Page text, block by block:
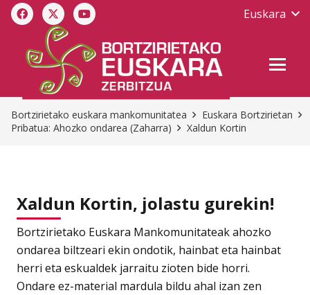
Euskara
Bortzirietako euskara mankomunitatea
Euskara Bortzirietan
Pribatua: Ahozko ondarea (Zaharra)
Xaldun Kortin
Xaldun Kortin, jolastu gurekin!
Bortzirietako Euskara Mankomunitateak ahozko
ondarea biltzeari ekin ondotik, hainbat eta hainbat
herri eta eskualdek jarraitu zioten bide horri.
Ondare ez-material mardula bildu ahal izan zen